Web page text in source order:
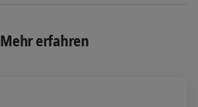
e
d
o
l
Mehr erfahren